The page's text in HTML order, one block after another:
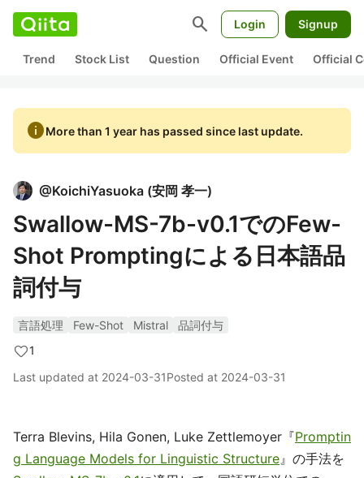
search Login Signup
Trend Stock List Question Official Event Official
infoMore than 1 year has passed since last update.
@KoichiYasuoka (安岡 孝一)
Swallow-MS-7b-v0.1でのFew-
Shot Promptingによる日本語品
詞付与
言語処理 Few-Shot Mistral
品詞付与
1
Last updated at 2024-03-31Posted at 2024-03-31
Terra Blevins, Hila Gonen, Luke Zettlemoyer『Promptin
g Language Models for Linguistic Structure』の手法を